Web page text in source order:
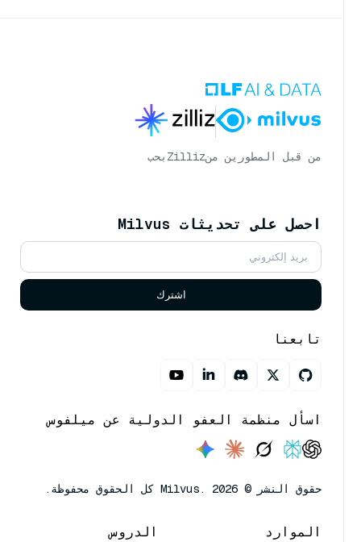
من قبل المطورين منZilliz بحب
احصل على تحديثات Milvus
اشترك
تابعنا
اسأل منظمة العفو الدولية عن ميلفوس
حقوق النشر © Milvus. 2026 كل الحقوق محفوظة.
الموارد الدروس